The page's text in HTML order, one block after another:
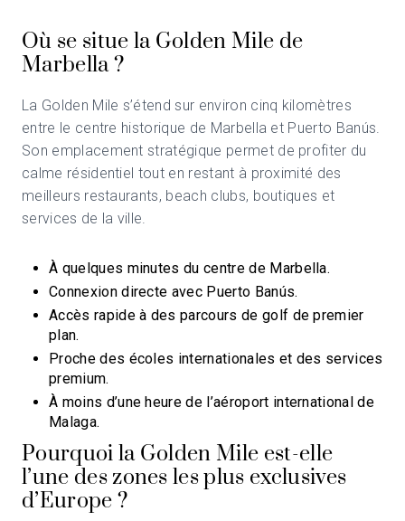
Où se situe la Golden Mile de
Marbella ?
La Golden Mile s’étend sur environ cinq kilomètres
entre le centre historique de Marbella et Puerto Banús.
Son emplacement stratégique permet de profiter du
calme résidentiel tout en restant à proximité des
meilleurs restaurants, beach clubs, boutiques et
services de la ville.
À quelques minutes du centre de Marbella.
Connexion directe avec Puerto Banús.
Accès rapide à des parcours de golf de premier
plan.
Proche des écoles internationales et des services
premium.
À moins d’une heure de l’aéroport international de
Malaga.
Pourquoi la Golden Mile est-elle
l’une des zones les plus exclusives
d’Europe ?